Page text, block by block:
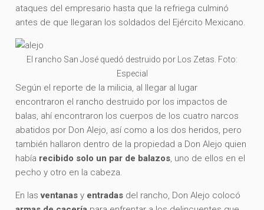
ataques del empresario hasta que la refriega culminó
antes de que llegaran los soldados del Ejército Mexicano.
El rancho San José quedó destruido por Los Zetas. Foto:
Especial
Según el reporte de la milicia, al llegar al lugar
encontraron el rancho destruido por los impactos de
balas, ahí encontraron los cuerpos de los cuatro narcos
abatidos por Don Alejo, así como a los dos heridos, pero
también hallaron dentro de la propiedad a Don Alejo quien
había recibido solo un par de balazos, uno de ellos en el
pecho y otro en la cabeza.
En lasventanas y entradas del rancho, Don Alejo colocó